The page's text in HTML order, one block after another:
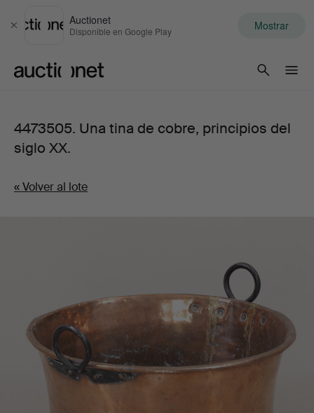
Cerrar
Auctionet
Disponible en Google Play Mostrar
4473505. Una tina de cobre, principios del
siglo XX.
« Volver al lote